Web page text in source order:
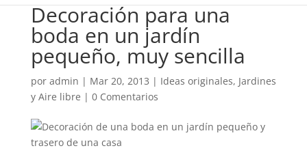
Decoración para una
boda en un jardín
pequeño, muy sencilla
por admin | Mar 20, 2013 | Ideas originales, Jardines
y Aire libre | 0 Comentarios